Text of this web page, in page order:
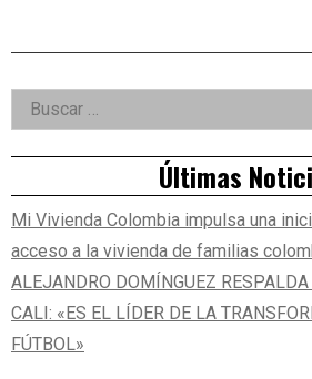
Right
Asides
Buscar:
Últimas
Mi Vivienda Colombia impulsa una
acceso a la vivienda de familias
ALEJANDRO DOMÍNGUEZ
CALI: «ES EL LÍDER DE LA
FÚTBOL»